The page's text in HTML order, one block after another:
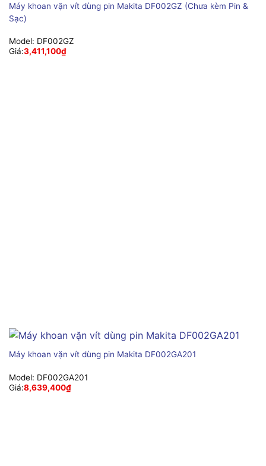
Máy khoan vặn vít dùng pin Makita DF002GZ (Chưa kèm Pin &
Sạc)
Model: DF002GZ
Giá:3,411,100₫
Máy khoan vặn vít dùng pin Makita DF002GA201
Model: DF002GA201
Giá:8,639,400₫